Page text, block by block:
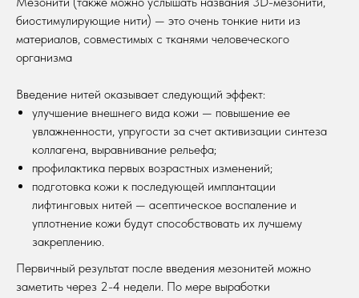
биостимулирующие нити) — это очень тонкие нити из
материалов, совместимых с тканями человеческого
организма
Введение нитей оказывает следующий эффект:
улучшение внешнего вида кожи — повышение ее
увлажненности, упругости за счет активизации синтеза
коллагена, выравнивание рельефа;
профилактика первых возрастных изменений;
подготовка кожи к последующей имплантации
лифтинговых нитей — асептическое воспаление и
уплотнение кожи будут способствовать их лучшему
закреплению.
Первичный результат после введения мезонитей можно
заметить через 2-4 недели. По мере выработки